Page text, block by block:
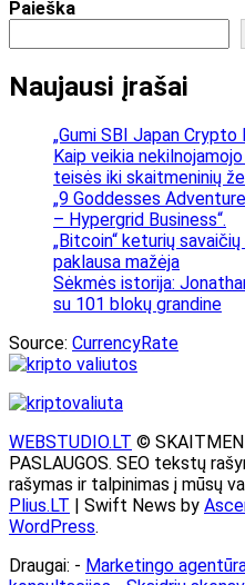
tarp
įrašų
Paieška
Naujausi įrašai
„Gumi SBI Japan
Kaip veikia
teisės iki skaitmeninių
„9 Goddesses
– Hypergrid Business“.
„Bitcoin“ keturių
paklausa mažėja
Sėkmės istorija:
su 101 blokų grandine
Source: CurrencyRate
WEBSTUDIO.LT ©
PASLAUGOS. SEO tekstų
rašymas ir talpinimas į mūsų
Plius.LT | Swift News by
WordPress.
Draugai: - Marketingo